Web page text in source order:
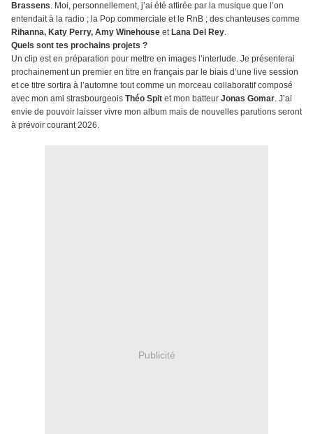
Brassens. Moi, personnellement, j’ai été attirée par la musique que l’on
entendait à la radio ; la Pop commerciale et le RnB ; des chanteuses comme
Rihanna, Katy Perry, Amy Winehouse et Lana Del Rey.
Quels sont tes prochains projets ?
Un clip est en préparation pour mettre en images l’interlude. Je présenterai
prochainement un premier en titre en français par le biais d’une live session
et ce titre sortira à l’automne tout comme un morceau collaboratif composé
avec mon ami strasbourgeois Théo Spit et mon batteur Jonas Gomar. J’ai
envie de pouvoir laisser vivre mon album mais de nouvelles parutions seront
à prévoir courant 2026.
Publicité